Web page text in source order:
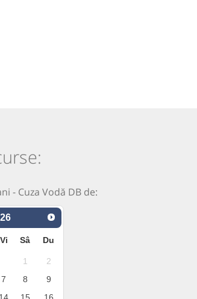
- Cuza Vodă DB de:
Vi Sâ Du
1
2
7 8
9